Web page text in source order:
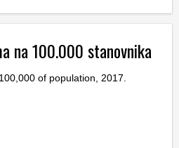
na 100.000 stanovnika
of population, 2017.